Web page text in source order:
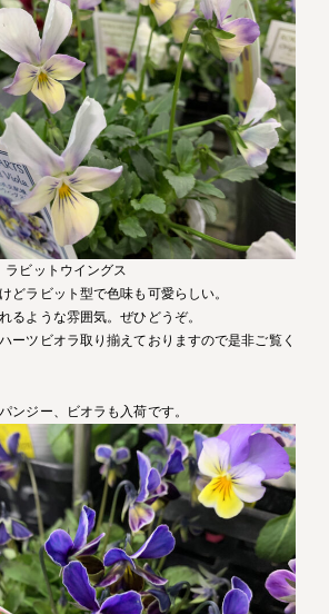
ビットウイングス
どラビット型で色味も可愛らしい。
るような雰囲気。ぜひどうぞ。
ーツビオラ取り揃えておりますので是非ご覧く
ンジー、ビオラも入荷です。